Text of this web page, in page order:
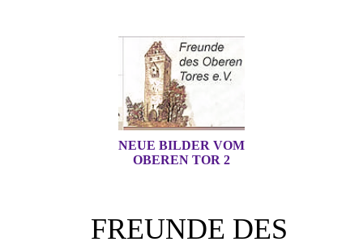
NEUE BILDER VOM
OBEREN TOR 2
FREUNDE DES